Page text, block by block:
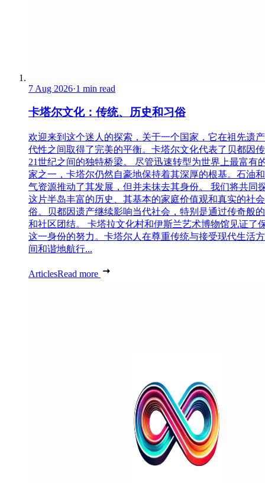
7 Aug 2026·1 min read
卡塔尔文化：传统、历史和习俗
欢迎来到这个迷人的探索，关于一个国家，它在祖先遗
代性之间取得了完美的平衡。卡塔尔文化代表了贝都因
21世纪之间的独特桥梁。 尽管迅速转型为世界上最富有
家之一，卡塔尔仍然自豪地保持着其深厚的根基。石油
气资源推动了其发展，但并未抹去其身份。 我们将共同
这片半岛丰富的历史、其基本的家庭价值观和真实的社
俗。贝都因遗产继续影响当代社会，特别是通过传奇般
和社区团结。 卡塔拉文化村和伊斯兰艺术博物馆见证了
这一身份的努力。卡塔尔人在尊重传统与接受现代生活
间和谐地航行...
ArticlesRead more